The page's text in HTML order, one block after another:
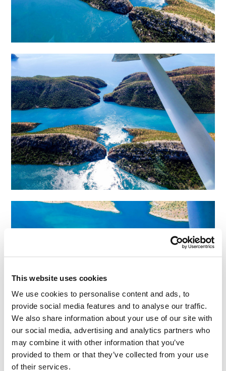
This website uses cookies
We use cookies to personalise content and ads, to
provide social media features and to analyse our traffic.
We also share information about your use of our site with
our social media, advertising and analytics partners who
may combine it with other information that you’ve
provided to them or that they’ve collected from your use
of their services.
[Immer noch schluchzend]… Aber zumindest